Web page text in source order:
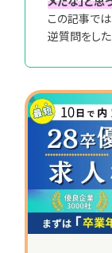
優良企業
理系学生
専門学生
本選考
専門学生
グルディス
働き方
この記事で
逆質問をした